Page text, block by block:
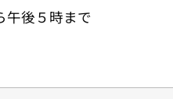
後５時まで